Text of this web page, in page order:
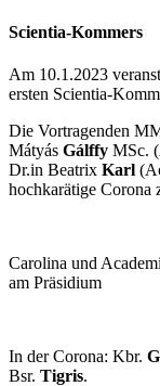
Scientia-Kommers
Am 10.1.2023
ersten Scientia-
Die Vortragenden
Mátyás Gálffy MSc.
Dr.in Beatrix Karl
hochkarätige Corona
Carolina und
am Präsidium
In der Corona: Kbr.
Bsr. Tigris.